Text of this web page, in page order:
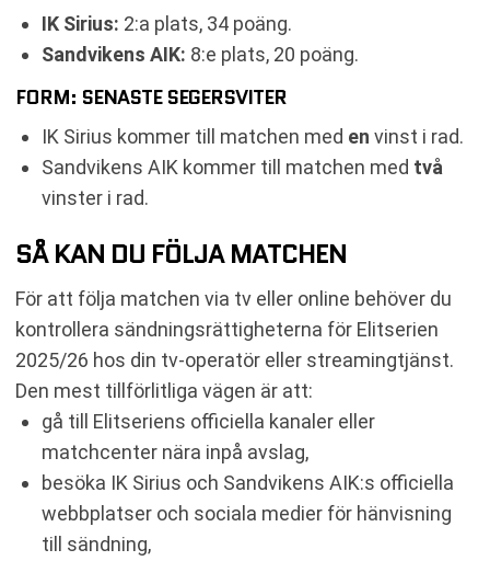
IK Sirius: 2:a plats, 34 poäng.
Sandvikens AIK: 8:e plats, 20 poäng.
FORM: SENASTE SEGERSVITER
IK Sirius kommer till matchen med en vinst i rad.
Sandvikens AIK kommer till matchen med två
vinster i rad.
SÅ KAN DU FÖLJA MATCHEN
För att följa matchen via tv eller online behöver du
kontrollera sändningsrättigheterna för Elitserien
2025/26 hos din tv-operatör eller streamingtjänst.
Den mest tillförlitliga vägen är att:
gå till Elitseriens officiella kanaler eller
matchcenter nära inpå avslag,
besöka IK Sirius och Sandvikens AIK:s officiella
webbplatser och sociala medier för hänvisning
till sändning,